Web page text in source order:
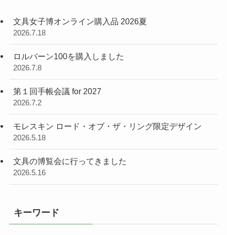
文具女子博オンライン購入品 2026夏
2026.7.18
ロルバーン100を購入しました
2026.7.8
第１回手帳会議 for 2027
2026.7.2
モレスキン ロード・オブ・ザ・リング限定デザイン
2026.5.18
文具の博覧会に行ってきました
2026.5.16
キーワード